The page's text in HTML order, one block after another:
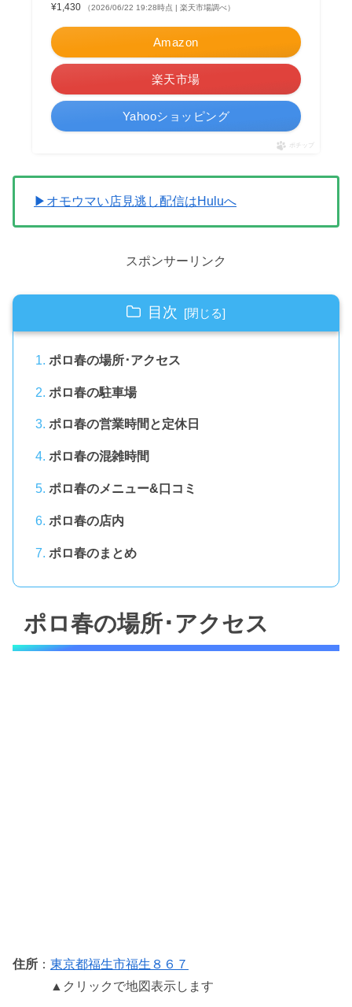
¥1,430 （2026/06/22 19:28時点 | 楽天市場調べ）
Amazon
楽天市場
Yahooショッピング
ポチップ
▶オモウマい店見逃し配信はHuluへ
スポンサーリンク
目次
ポロ春の場所･アクセス
ポロ春の駐車場
ポロ春の営業時間と定休日
ポロ春の混雑時間
ポロ春のメニュー&口コミ
ポロ春の店内
ポロ春のまとめ
ポロ春の場所･アクセス
住所 ： 東京都福生市福生８６７
▲クリックで地図表示します